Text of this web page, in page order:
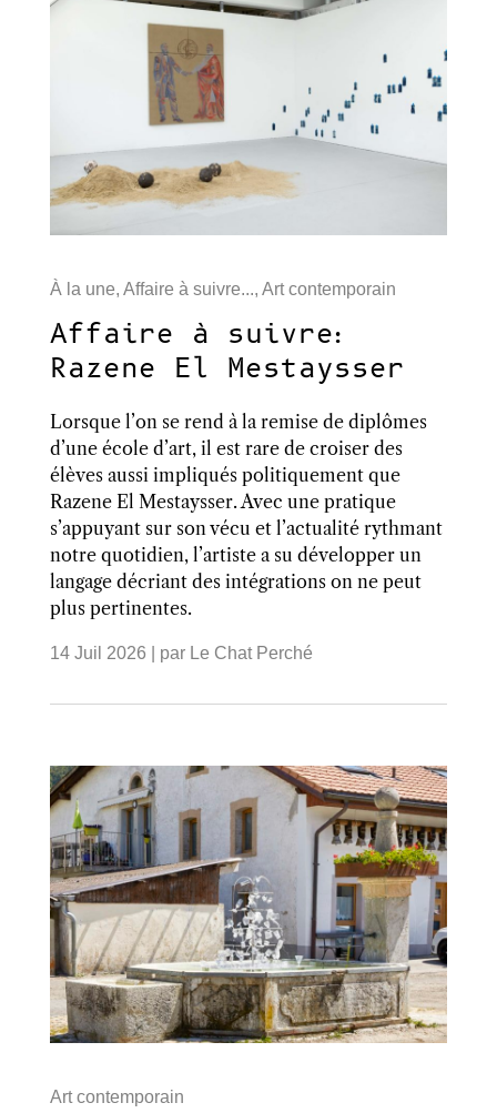
À la une, Affaire à suivre..., Art contemporain
Affaire à suivre:
Razene El Mestaysser
Lorsque l’on se rend à la remise de diplômes
d’une école d’art, il est rare de croiser des
élèves aussi impliqués politiquement que
Razene El Mestaysser. Avec une pratique
s’appuyant sur son vécu et l’actualité rythmant
notre quotidien, l’artiste a su développer un
langage décriant des intégrations on ne peut
plus pertinentes.
14 Juil 2026 | par Le Chat Perché
Art contemporain